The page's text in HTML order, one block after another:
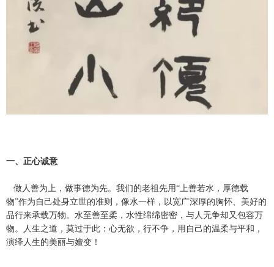
一、正心诚意
做人善为上，做事德为先。我们的老祖先用“上善若水，厚德载
物”作为自己处身立世的准则，像水一样，以宽广深厚的胸怀、美好的
品行来承载万物。水至善至柔，水性绵绵密密，与人无争却又包容万
物。人生之道，莫过于此：心无欲，行不争，用自己的温柔与平和，
演绎人生的美丽与嬗变！